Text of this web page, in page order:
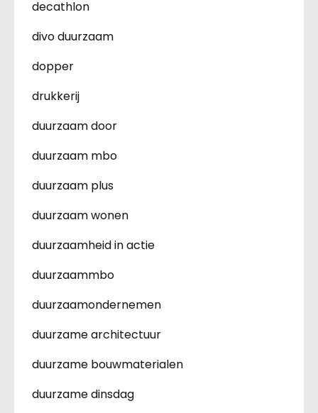
decathlon
divo duurzaam
dopper
drukkerij
duurzaam door
duurzaam mbo
duurzaam plus
duurzaam wonen
duurzaamheid in actie
duurzaammbo
duurzaamondernemen
duurzame architectuur
duurzame bouwmaterialen
duurzame dinsdag